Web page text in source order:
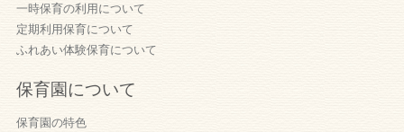
一時保育の利用について
定期利用保育について
ふれあい体験保育について
保育園について
保育園の特色